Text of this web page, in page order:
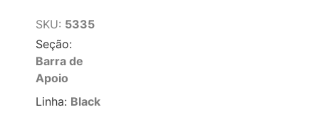
SKU: 5335
Seção:
Barra de
Apoio
Linha: Black